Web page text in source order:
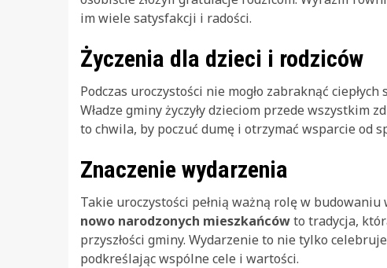
im wiele satysfakcji i radości.
Życzenia dla dzieci i rodziców
Podczas uroczystości nie mogło zabraknąć
Władze gminy życzyły dzieciom przede wszystkim
to chwila, by poczuć dumę i otrzymać wsparcie od
Znaczenie wydarzenia
Takie uroczystości pełnią ważną rolę w budowaniu
nowo narodzonych mieszkańcówto tradycja,
przyszłości gminy. Wydarzenie to nie tylko
podkreślając wspólne cele i wartości.